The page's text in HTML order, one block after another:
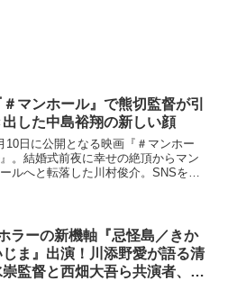
＃マンホール』で熊切監督が引
出した中島裕翔の新しい顔
10日に公開となる映画『＃マンホー
。結婚式前夜に幸せの絶頂からマン
ルへと転落した川村俊介。SNSを駆
ンホールに落ちたハイスペ...
ラーの新機軸『忌怪島／きか
じま』出演！川添野愛が語る清
崇監督と西畑大吾ら共演者、そ